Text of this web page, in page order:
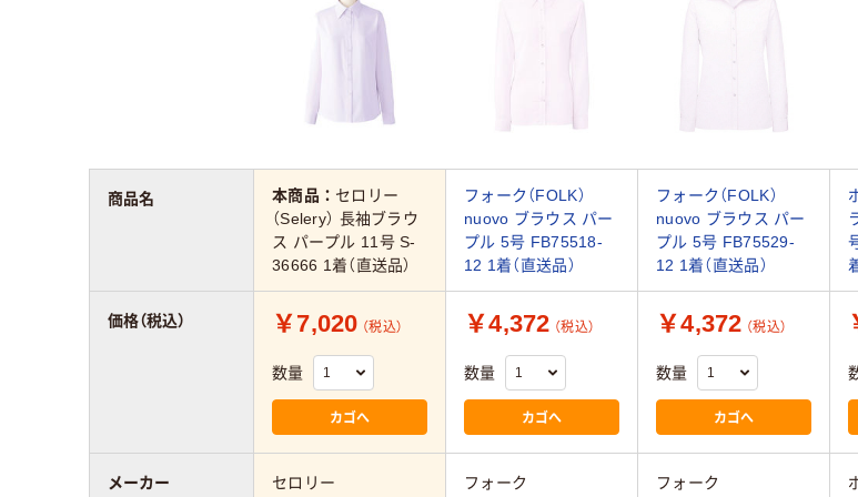
本商品： セロリー
（Selery） 長袖ブラウ
ス パープル 11号 S-
36666 1着（直送品）
フォーク（FOLK）
nuovo ブラウス パー
プル 5号 FB75518-
12 1着（直送品）
フォーク（FOLK）
nuovo ブラウス パー
プル 5号 FB75529-
12 1着（直送品）
￥7,020 （税込）
数量
カゴへ
￥4,372 （税込）
数量
カゴへ
￥4,372 （税込）
数量
カゴへ
セロリー フォーク フォーク
商品名
価格（税込）
メーカー